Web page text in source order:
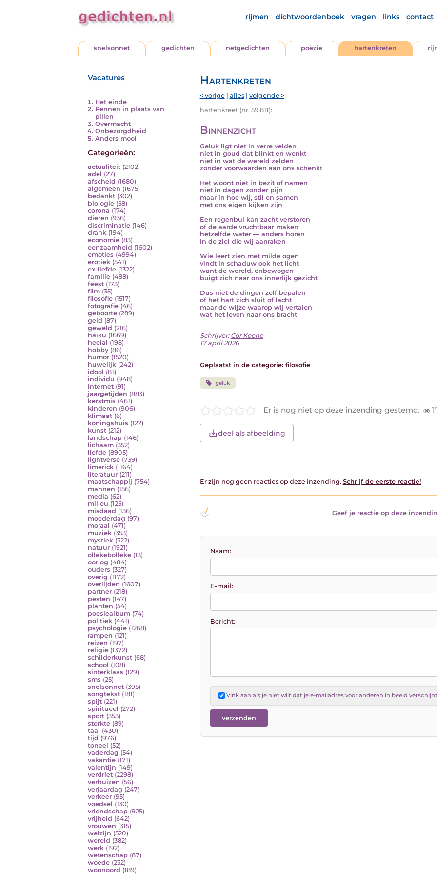
rijmen dichtwoordenboek vragen links contact
snelsonnet gedichten netgedichten poëzie hartenkreten
Vacatures
Het einde
Pennen in plaats van
pillen
Overmacht
Onbezorgdheid
Anders mooi
Categorieën:
actualiteit (2102)
adel (27)
afscheid (1680)
algemeen (1675)
bedankt (302)
biologie (58)
corona (174)
dieren (936)
discriminatie (146)
drank (194)
economie (83)
eenzaamheid (1602)
emoties (4994)
erotiek (541)
ex-liefde (1322)
familie (488)
feest (173)
film (35)
filosofie (1517)
fotografie (46)
geboorte (289)
geld (87)
geweld (216)
haiku (1669)
heelal (198)
hobby (86)
humor (1520)
huwelijk (242)
idool (81)
individu (948)
internet (91)
jaargetijden (883)
kerstmis (461)
kinderen (906)
klimaat (6)
koningshuis (122)
kunst (212)
landschap (146)
lichaam (352)
liefde (8905)
lightverse (739)
limerick (1164)
literatuur (211)
maatschappij (754)
mannen (156)
media (62)
milieu (125)
misdaad (136)
moederdag (97)
moraal (471)
muziek (353)
mystiek (322)
natuur (1921)
ollekebolleke (13)
oorlog (484)
ouders (327)
overig (1172)
overlijden (1607)
partner (218)
pesten (147)
planten (54)
poesiealbum (74)
politiek (441)
psychologie (1268)
rampen (121)
reizen (197)
religie (1372)
schilderkunst (68)
school (108)
sinterklaas (129)
sms (25)
snelsonnet (395)
songtekst (181)
spijt (221)
spiritueel (272)
sport (353)
sterkte (89)
taal (430)
tijd (976)
toneel (52)
vaderdag (54)
vakantie (171)
valentijn (149)
verdriet (2298)
verhuizen (56)
verjaardag (247)
verkeer (95)
voedsel (130)
vriendschap (925)
vrijheid (642)
vrouwen (315)
welzijn (520)
wereld (382)
werk (192)
wetenschap (87)
woede (232)
woonoord (189)
Hartenkreten
< vorige| alles| volgende >
hartenkreet (nr. 59.811):
Binnenzicht
Geluk ligt niet in verre velden
niet in goud dat blinkt en wenkt
niet in wat de wereld zelden
zonder voorwaarden aan ons schenkt
Het woont niet in bezit of namen
niet in dagen zonder pijn
maar in hoe wij, stil en samen
met ons eigen kijken zijn
Een regenbui kan zacht verstoren
of de aarde vruchtbaar maken
hetzelfde water — anders horen
in de ziel die wij aanraken
Wie leert zien met milde ogen
vindt in schaduw ook het licht
want de wereld, onbewogen
buigt zich naar ons innerlijk gezicht
Dus niet de dingen zelf bepalen
of het hart zich sluit of lacht
maar de wijze waarop wij vertalen
wat het leven naar ons bracht
Schrijver: Cor Koene
17 april 2026
Geplaatst in de categorie: filosofie
geluk
Er is nog niet op deze inzending gestemd.
deel als afbeelding
Er zijn nog geen reacties op deze inzending. Schrijf de eerste reactie!
Geef je reactie op deze
Naam:
E-mail:
Bericht:
Vink aan als je nietwilt dat je e-mailadres voor anderen in beeld verschijnt